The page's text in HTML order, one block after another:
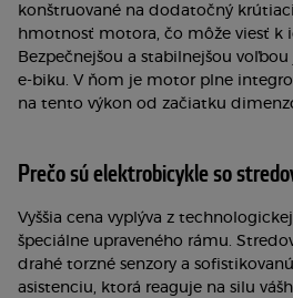
konštruované na dodatočný
hmotnosť motora, čo môže viesť k
Bezpečnejšou a stabilnejšou
e-biku. V ňom je motor plne
na tento výkon od začiatku
Prečo sú elektrobicykle so
Vyššia cena vyplýva z
špeciálne upraveného rámu.
drahé torzné senzory a
asistenciu, ktorá reaguje na silu